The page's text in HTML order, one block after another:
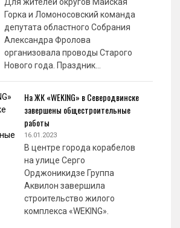
Горка и Ломоносовский команда
депутата областного Собрания
Александра Фролова
организовала проводы Старого
Нового года. Праздник…
На ЖК «WEKING» в Северодвинске
завершены общестроительные
работы
16.01.2023
В центре города корабелов
на улице Серго
Орджоникидзе Группа
Аквилон завершила
строительство жилого
комплекса «WEKING».